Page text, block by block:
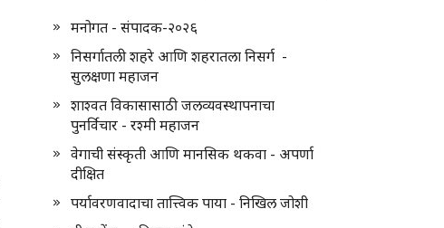
मनोगत - संपादक-२०२६
निसर्गातली शहरे आणि शहरातला निसर्ग -
सुलक्षणा महाजन
शाश्वत विकासासाठी जलव्यवस्थापनाचा
पुनर्विचार - रश्मी महाजन
वेगाची संस्कृती आणि मानसिक थकवा - अपर्णा
दीक्षित
पर्यावरणवादाचा तात्त्विक पाया - निखिल जोशी